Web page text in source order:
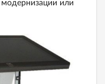
или